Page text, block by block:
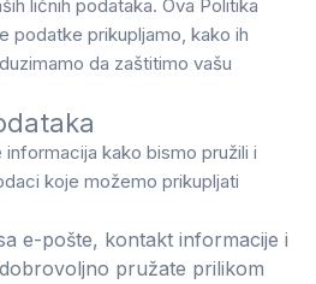
ličnih podataka. Ova Politika
podatke prikupljamo, kako ih
da zaštitimo vašu
kako bismo pružili i
koje možemo prikupljati
e-pošte, kontakt informacije i
pružate prilikom